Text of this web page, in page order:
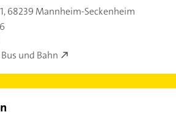
68239 Mannheim-Seckenheim
und Bahn